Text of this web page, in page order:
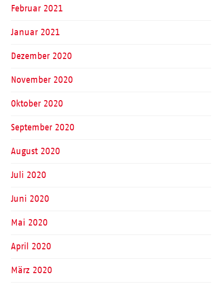
Februar 2021
Januar 2021
Dezember 2020
November 2020
Oktober 2020
September 2020
August 2020
Juli 2020
Juni 2020
Mai 2020
April 2020
März 2020